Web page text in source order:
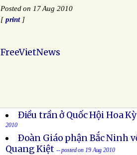
Posted on 17 Aug 2010
[print]
FreeVietNews
Điều trần ở Quốc Hội Hoa
2010
Ðoàn Giáo phận Bắc Ninh
Quang Kiệt -- posted on 19 Aug 2010